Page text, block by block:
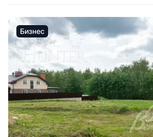
Бизнес